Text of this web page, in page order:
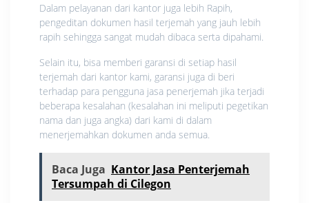
Dalam pelayanan dari kantor juga lebih Rapih,
pengeditan dokumen hasil terjemah yang jauh lebih
rapih sehingga sangat mudah dibaca serta dipahami.
Selain itu, bisa memberi garansi di setiap hasil
terjemah dari kantor kami, garansi juga di beri
terhadap para pengguna jasa penerjemah jika terjadi
beberapa kesalahan (kesalahan ini meliputi pegetikan
nama dan juga angka) dari kami di dalam
menerjemahkan dokumen anda semua.
Baca Juga Kantor Jasa Penterjemah
Tersumpah di Cilegon